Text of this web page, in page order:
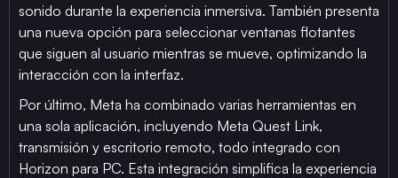
sonido durante la experiencia inmersiva. También presenta
una nueva opción para seleccionar ventanas flotantes
que siguen al usuario mientras se mueve, optimizando la
interacción con la interfaz.
Por último, Meta ha combinado varias herramientas en
una sola aplicación, incluyendo Meta Quest Link,
transmisión y escritorio remoto, todo integrado con
Horizon para PC. Esta integración simplifica la experiencia